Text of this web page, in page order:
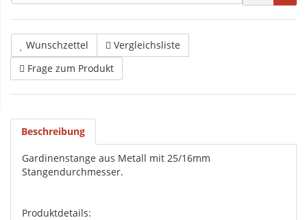
Wunschzettel
Vergleichsliste
Frage zum Produkt
Beschreibung
Gardinenstange aus Metall mit 25/16mm
Stangendurchmesser.
Produktdetails: